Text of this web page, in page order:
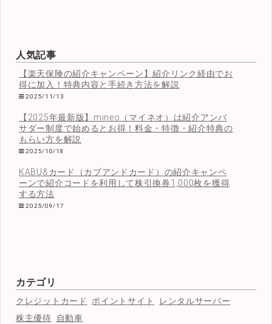
人気記事
【楽天保険の紹介キャンペーン】紹介リンク経由でお
得に加入！特典内容と手続き方法を解説
2025/11/13
【2025年最新版】mineo（マイネオ）は紹介アンバ
サダー制度で始めるとお得！料金・特徴・紹介特典の
もらい方を解説
2025/10/18
KABU&カード（カブアンドカード）の紹介キャンペ
ーンで紹介コードを利用して株引換券1,000枚を獲得
する方法
2025/09/17
カテゴリ
クレジットカード ポイントサイト
レンタルサーバー
株主優待
自動車